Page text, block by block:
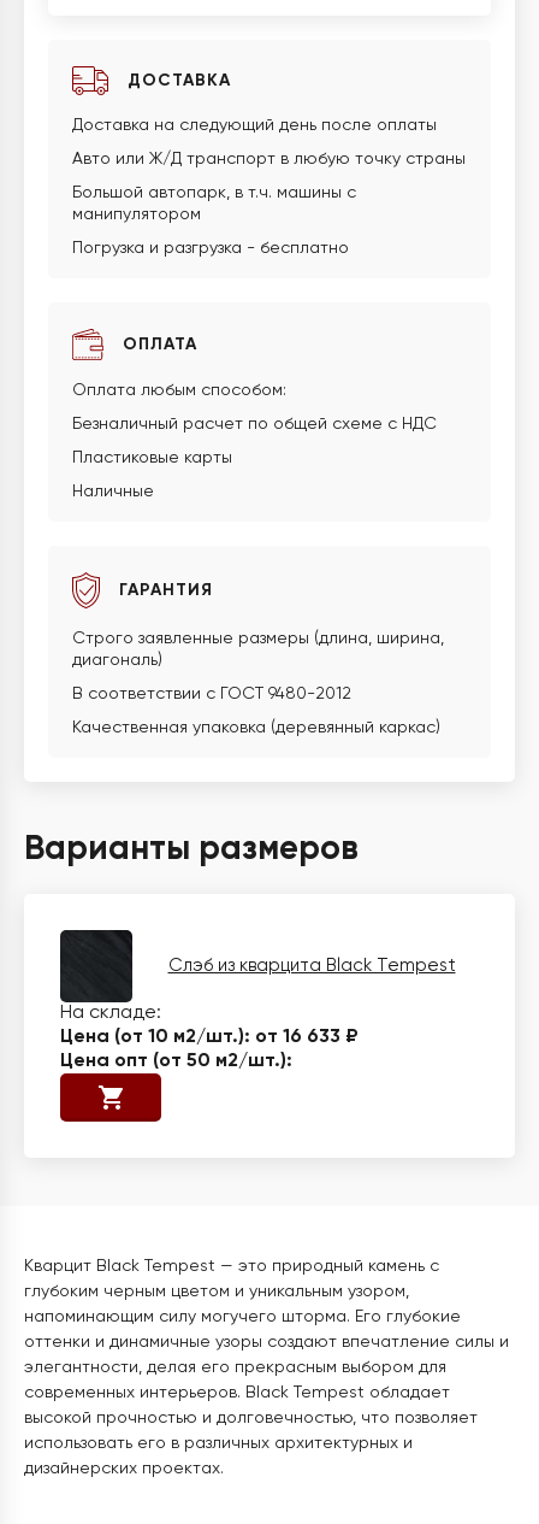
ДОСТАВКА
Доставка на следующий день после оплаты
Авто или Ж/Д транспорт в любую точку страны
Большой автопарк, в т.ч. машины с
манипулятором
Погрузка и разгрузка - бесплатно
ОПЛАТА
Оплата любым способом:
Безналичный расчет по общей схеме с НДС
Пластиковые карты
Наличные
ГАРАНТИЯ
Строго заявленные размеры (длина, ширина,
диагональ)
В соответствии с ГОСТ 9480-2012
Качественная упаковка (деревянный каркас)
Варианты размеров
Слэб из кварцита Black Tempest
от 16 633 ₽
Кварцит Black Tempest — это природный камень с
глубоким черным цветом и уникальным узором,
напоминающим силу могучего шторма. Его глубокие
оттенки и динамичные узоры создают впечатление силы и
элегантности, делая его прекрасным выбором для
современных интерьеров. Black Tempest обладает
высокой прочностью и долговечностью, что позволяет
использовать его в различных архитектурных и
дизайнерских проектах.